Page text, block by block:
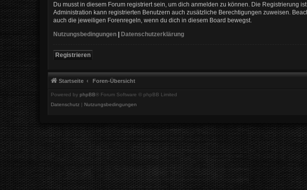
Du musst in diesem Forum registriert sein, um dich anmelden zu können. Die Registrierung
Administration kann registrierten Benutzern auch zusätzliche Berechtigungen zuweisen.
auch die jeweiligen Forenregeln, wenn du dich in diesem Board bewegst.
Nutzungsbedingungen | Datenschutzerklärung
Registrieren
Startseite Foren-Übersicht
Powered by phpBB® Forum Software © phpBB Limited
Datenschutz | Nutzungsbedingungen